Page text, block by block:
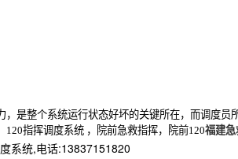
整个系统运行状态好坏的关键所在，而调度员
120指挥调度系统 ，院前急救指挥，院前120福建急
系统,电话:13837151820